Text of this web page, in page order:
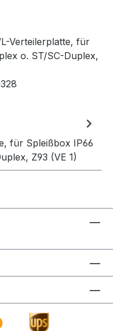
Verteilerplatte, für
o. ST/SC-Duplex,
für Spleißbox IP66
Z93 (VE 1)